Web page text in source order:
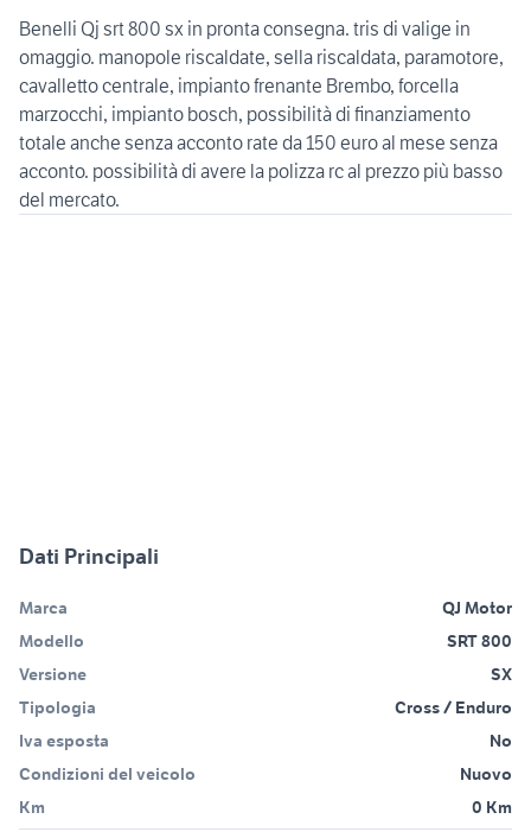
Benelli Qj srt 800 sx in pronta consegna. tris di valige in
omaggio. manopole riscaldate, sella riscaldata, paramotore,
cavalletto centrale, impianto frenante Brembo, forcella
marzocchi, impianto bosch, possibilità di finanziamento
totale anche senza acconto rate da 150 euro al mese senza
acconto. possibilità di avere la polizza rc al prezzo più basso
del mercato.
Dati Principali
Marca
QJ Motor
Modello
SRT 800
Versione
SX
Tipologia
Cross / Enduro
Iva esposta
No
Condizioni del veicolo
Nuovo
Km
0 Km